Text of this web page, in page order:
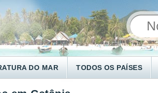
DO MAR TODOS OS PAÍSES